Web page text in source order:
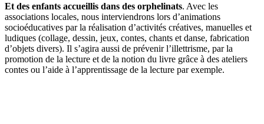
Et des enfants accueillis dans des orphelinats. Avec les
associations locales, nous interviendrons lors d’animations
socioéducatives par la réalisation d’activités créatives, manuelles et
ludiques (collage, dessin, jeux, contes, chants et danse, fabrication
d’objets divers). Il s’agira aussi de prévenir l’illettrisme, par la
promotion de la lecture et de la notion du livre grâce à des ateliers
contes ou l’aide à l’apprentissage de la lecture par exemple.